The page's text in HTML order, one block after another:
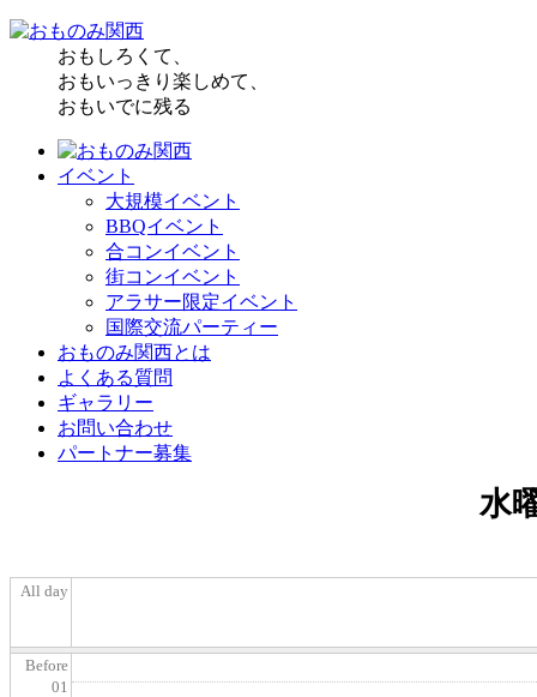
おもしろくて、
おもいっきり楽しめて、
おもいでに残る
イベント
大規模イベント
BBQイベント
合コンイベント
街コンイベント
アラサー限定イベント
国際交流パーティー
おものみ関西とは
よくある質問
ギャラリー
お問い合わせ
パートナー募集
水
All day
Before
01